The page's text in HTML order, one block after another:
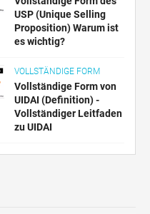
USP (Unique Selling
Proposition) Warum ist
es wichtig?
VOLLSTÄNDIGE FORM
Vollständige Form von
UIDAI (Definition) -
Vollständiger Leitfaden
zu UIDAI